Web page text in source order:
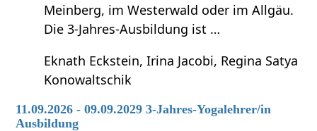
Meinberg, im Westerwald oder im Allgäu.
Die 3-Jahres-Ausbildung ist …
Eknath Eckstein, Irina Jacobi, Regina Satya
Konowaltschik
11.09.2026 - 09.09.2029 3-Jahres-Yogalehrer/in
Ausbildung